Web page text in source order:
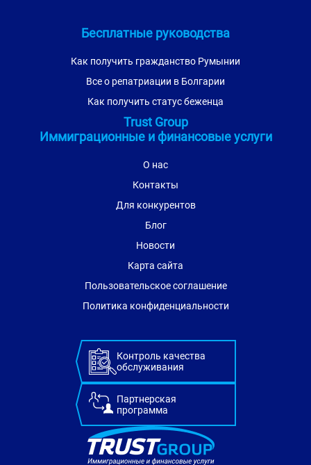
Бесплатные руководства
Как получить гражданство Румынии
Все о репатриации в Болгарии
Как получить статус беженца
Trust Group
Иммиграционные и финансовые услуги
О нас
Контакты
Для конкурентов
Блог
Новости
Карта сайта
Пользовательское соглашение
Политика конфиденциальности
Контроль качества
обслуживания
Партнерская
программа